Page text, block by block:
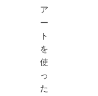
ア
ー
ト
を
使
っ
た